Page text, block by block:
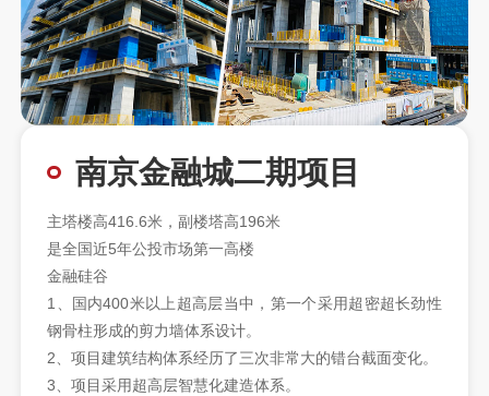
南京金融城二期项目
主塔楼高416.6米，副楼塔高196米
是全国近5年公投市场第一高楼
金融硅谷
1、国内400米以上超高层当中，第一个采用超密超长劲性
钢骨柱形成的剪力墙体系设计。
2、项目建筑结构体系经历了三次非常大的错台截面变化。
3、项目采用超高层智慧化建造体系。